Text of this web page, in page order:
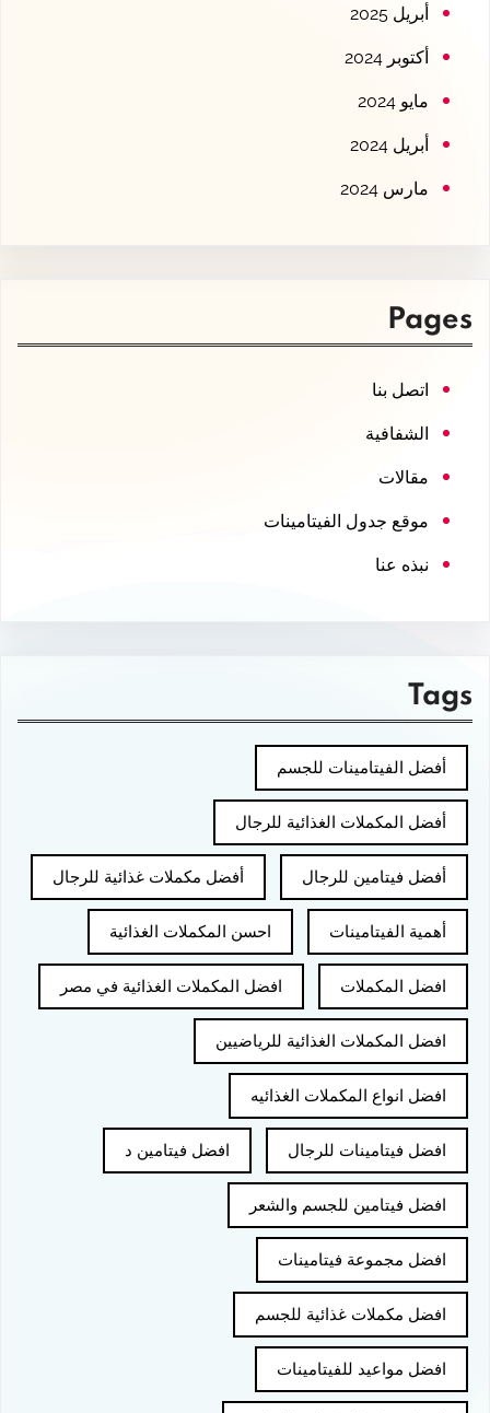
أبريل 2025
أكتوبر 2024
مايو 2024
أبريل 2024
مارس 2024
Pages
اتصل بنا
الشفافية
مقالات
موقع جدول الفيتامينات
نبذه عنا
Tags
أفضل الفيتامينات للجسم
أفضل المكملات الغذائية للرجال
أفضل فيتامين للرجال أفضل مكملات غذائية للرجال
أهمية الفيتامينات احسن المكملات الغذائية
افضل المكملات افضل المكملات الغذائية في مصر
افضل المكملات الغذائية للرياضيين
افضل انواع المكملات الغذائيه
افضل فيتامينات للرجال افضل فيتامين د
افضل فيتامين للجسم والشعر
افضل مجموعة فيتامينات
افضل مكملات غذائية للجسم
افضل مواعيد للفيتامينات